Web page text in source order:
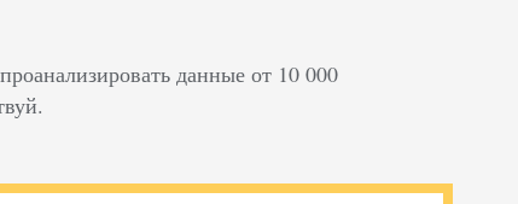
данные от 10 000